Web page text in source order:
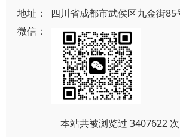
地址：
四川省成都市武侯区九金街85
微信：
本站共被浏览过 3407622 次